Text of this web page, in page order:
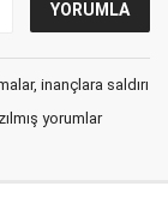
inançlara saldırı
yorumlar